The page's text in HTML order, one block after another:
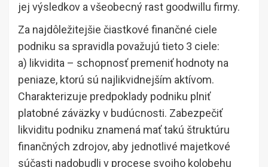
jej výsledkov a všeobecný rast goodwillu firmy.
Za najdôležitejšie čiastkové finančné ciele
podniku sa spravidla považujú tieto 3 ciele:
a) likvidita – schopnosť premeniť hodnoty na
peniaze, ktorú sú najlikvidnejším aktívom.
Charakterizuje predpoklady podniku plniť
platobné záväzky v budúcnosti. Zabezpečiť
likviditu podniku znamená mať takú štruktúru
finančných zdrojov, aby jednotlivé majetkové
súčasti nadobudli v procese svojho kolobehu